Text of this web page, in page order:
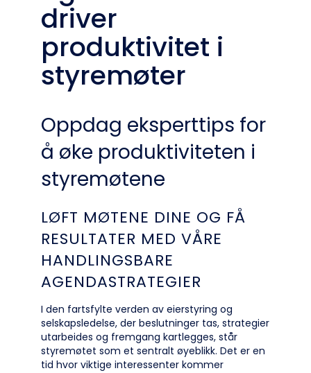
driver
produktivitet i
styremøter
Oppdag eksperttips for
å øke produktiviteten i
styremøtene
LØFT MØTENE DINE OG FÅ
RESULTATER MED VÅRE
HANDLINGSBARE
AGENDASTRATEGIER
I den fartsfylte verden av eierstyring og
selskapsledelse, der beslutninger tas, strategier
utarbeides og fremgang kartlegges, står
styremøtet som et sentralt øyeblikk. Det er en
tid hvor viktige interessenter kommer